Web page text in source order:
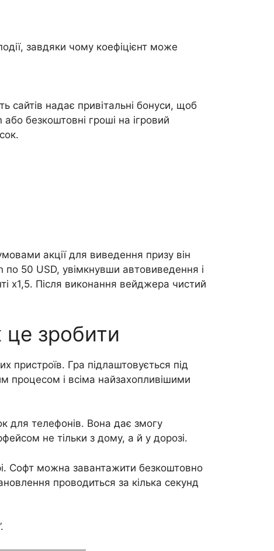
завдяки чому коефіцієнт може
сайтів надає привітальні бонуси, щоб
безкоштовні гроші на ігровий
акції для виведення призу він
50 USD, увімкнувши автовиведення і
х1,5. Після виконання вейджера чистий
це зробити
пристроїв. Гра підлаштовується під
процесом і всіма найзахопливішими
для телефонів. Вона дає змогу
не тільки з дому, а й у дорозі.
Софт можна завантажити безкоштовно
проводиться за кілька секунд